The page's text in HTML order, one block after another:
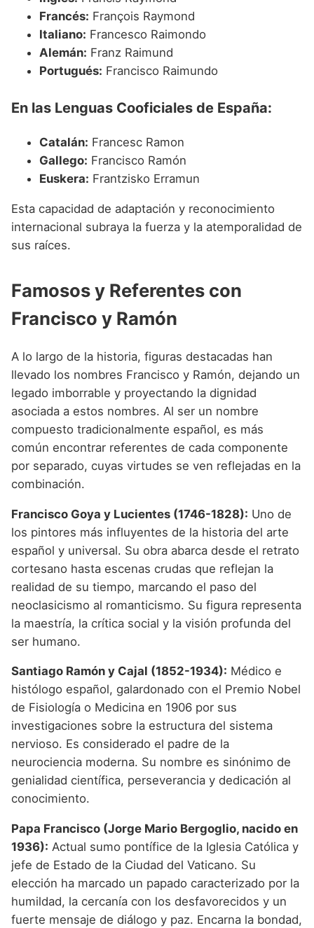
Francés: François Raymond
Italiano: Francesco Raimondo
Alemán: Franz Raimund
Portugués: Francisco Raimundo
En las Lenguas Cooficiales de España:
Catalán: Francesc Ramon
Gallego: Francisco Ramón
Euskera: Frantzisko Erramun
Esta capacidad de adaptación y reconocimiento
internacional subraya la fuerza y la atemporalidad de
sus raíces.
Famosos y Referentes con
Francisco y Ramón
A lo largo de la historia, figuras destacadas han
llevado los nombres Francisco y Ramón, dejando un
legado imborrable y proyectando la dignidad
asociada a estos nombres. Al ser un nombre
compuesto tradicionalmente español, es más
común encontrar referentes de cada componente
por separado, cuyas virtudes se ven reflejadas en la
combinación.
Francisco Goya y Lucientes (1746-1828): Uno de
los pintores más influyentes de la historia del arte
español y universal. Su obra abarca desde el retrato
cortesano hasta escenas crudas que reflejan la
realidad de su tiempo, marcando el paso del
neoclasicismo al romanticismo. Su figura representa
la maestría, la crítica social y la visión profunda del
ser humano.
Santiago Ramón y Cajal (1852-1934): Médico e
histólogo español, galardonado con el Premio Nobel
de Fisiología o Medicina en 1906 por sus
investigaciones sobre la estructura del sistema
nervioso. Es considerado el padre de la
neurociencia moderna. Su nombre es sinónimo de
genialidad científica, perseverancia y dedicación al
conocimiento.
Papa Francisco (Jorge Mario Bergoglio, nacido en
1936): Actual sumo pontífice de la Iglesia Católica y
jefe de Estado de la Ciudad del Vaticano. Su
elección ha marcado un papado caracterizado por la
humildad, la cercanía con los desfavorecidos y un
fuerte mensaje de diálogo y paz. Encarna la bondad,